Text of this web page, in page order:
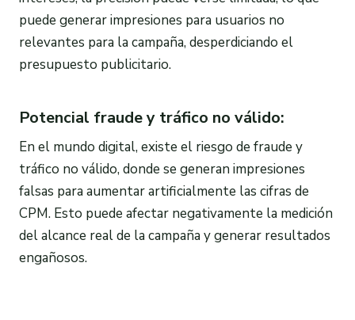
puede generar impresiones para usuarios no
relevantes para la campaña, desperdiciando el
presupuesto publicitario.
Potencial fraude y tráfico no válido:
En el mundo digital, existe el riesgo de fraude y
tráfico no válido, donde se generan impresiones
falsas para aumentar artificialmente las cifras de
CPM. Esto puede afectar negativamente la medición
del alcance real de la campaña y generar resultados
engañosos.